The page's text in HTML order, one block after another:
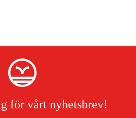
för vårt nyhetsbrev!